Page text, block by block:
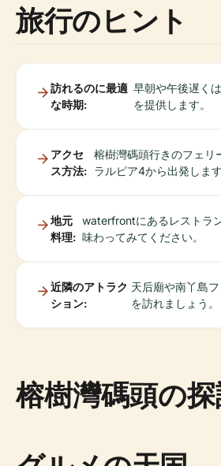
旅行のヒント
訪れるのに最適
な時期:
早朝や午後遅く
を提供します。
アクセ
ス方法:
榕樹灣碼頭行きのフェリ
ラルピア4から出発します
地元
料理:
waterfrontにあるレストラ
味わってみてください。
近隣のアトラク
ション:
天后廟や南丫島
を訪れましょう。
榕樹灣碼頭の